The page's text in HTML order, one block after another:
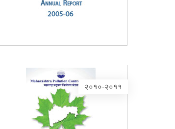
२०१०-२०११